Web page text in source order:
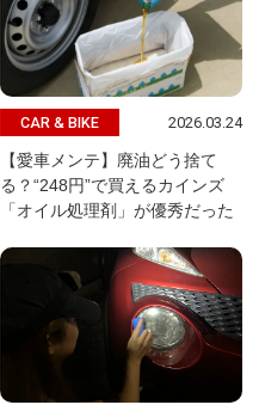
CAR & BIKE 2026.03.24
【愛車メンテ】廃油どう捨て
る？“248円”で買えるカインズ
「オイル処理剤」が優秀だった